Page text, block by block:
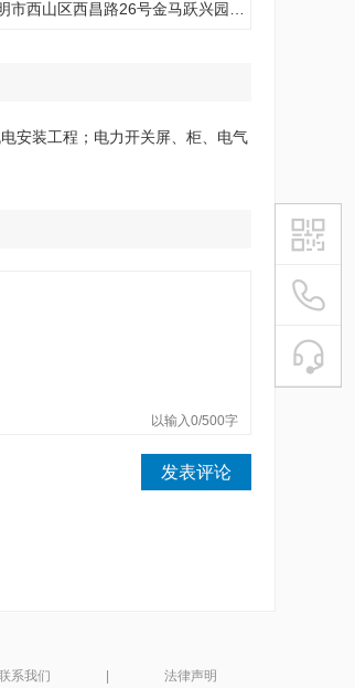
安装工程；电力开关屏、柜、电气
以输入0/500字
发表评论
系我们 法律声明
魔电平台
微信扫描
021-